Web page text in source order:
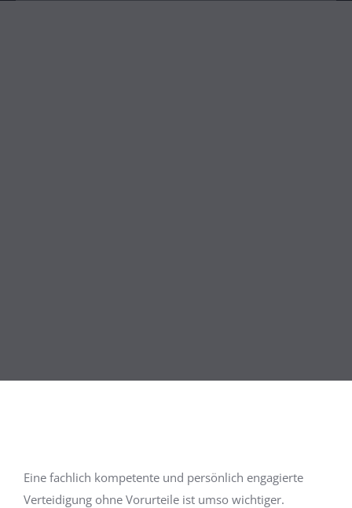
Eine fachlich kompetente und persönlich engagierte
Verteidigung ohne Vorurteile ist umso wichtiger.